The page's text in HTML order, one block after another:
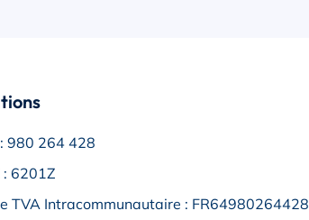
980 264 428
: 6201Z
TVA Intracommunautaire : FR64980264428